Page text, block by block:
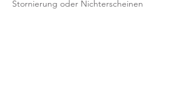
Stornierung oder Nichterscheinen